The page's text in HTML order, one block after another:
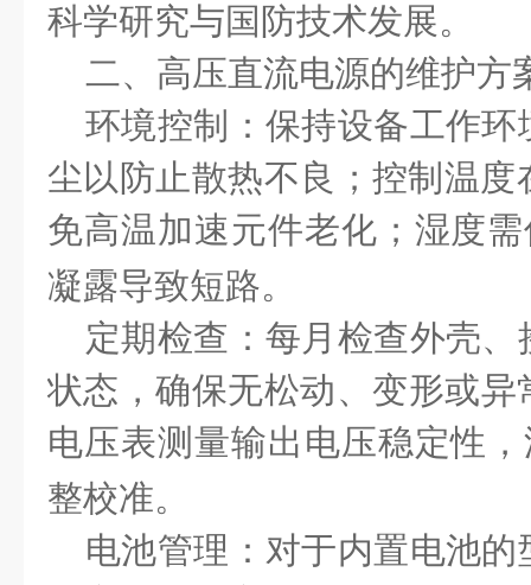
科学研究与国防技术发展。
二、高压直流电源的维护方
环境控制：保持设备工作
尘以防止散热不良；控制温度
免高温加速元件老化；湿度
凝露导致短路。
定期检查：每月检查外壳
状态，确保无松动、变形或
电压表测量输出电压稳定性
整校准。
电池管理：对于内置电池